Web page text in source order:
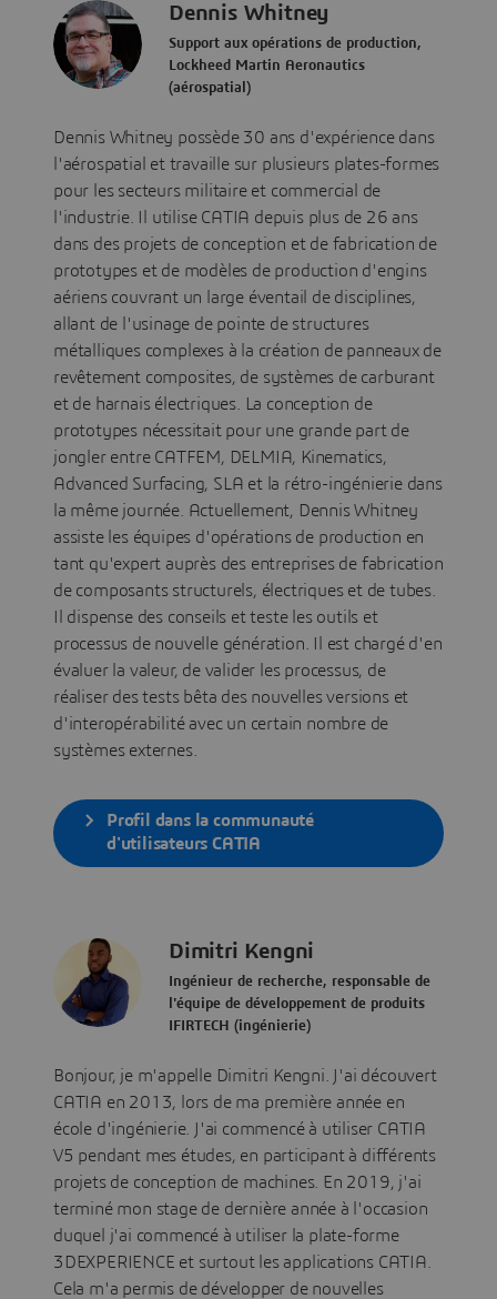
Dennis Whitney
Support aux opérations de production,
Lockheed Martin Aeronautics
(aérospatial)
Dennis Whitney possède 30 ans d'expérience dans
l'aérospatial et travaille sur plusieurs plates-formes
pour les secteurs militaire et commercial de
l'industrie. Il utilise CATIA depuis plus de 26 ans
dans des projets de conception et de fabrication de
prototypes et de modèles de production d'engins
aériens couvrant un large éventail de disciplines,
allant de l'usinage de pointe de structures
métalliques complexes à la création de panneaux de
revêtement composites, de systèmes de carburant
et de harnais électriques. La conception de
prototypes nécessitait pour une grande part de
jongler entre CATFEM, DELMIA, Kinematics,
Advanced Surfacing, SLA et la rétro-ingénierie dans
la même journée. Actuellement, Dennis Whitney
assiste les équipes d'opérations de production en
tant qu'expert auprès des entreprises de fabrication
de composants structurels, électriques et de tubes.
Il dispense des conseils et teste les outils et
processus de nouvelle génération. Il est chargé d'en
évaluer la valeur, de valider les processus, de
réaliser des tests bêta des nouvelles versions et
d'interopérabilité avec un certain nombre de
systèmes externes.
Profil dans la communauté
d'utilisateurs CATIA
Dimitri Kengni
Ingénieur de recherche, responsable de
l'équipe de développement de produits
IFIRTECH (ingénierie)
Bonjour, je m'appelle Dimitri Kengni. J'ai découvert
CATIA en 2013, lors de ma première année en
école d'ingénierie. J'ai commencé à utiliser CATIA
V5 pendant mes études, en participant à différents
projets de conception de machines. En 2019, j'ai
terminé mon stage de dernière année à l'occasion
duquel j'ai commencé à utiliser la plate-forme
3DEXPERIENCE et surtout les applications CATIA.
Cela m'a permis de développer de nouvelles